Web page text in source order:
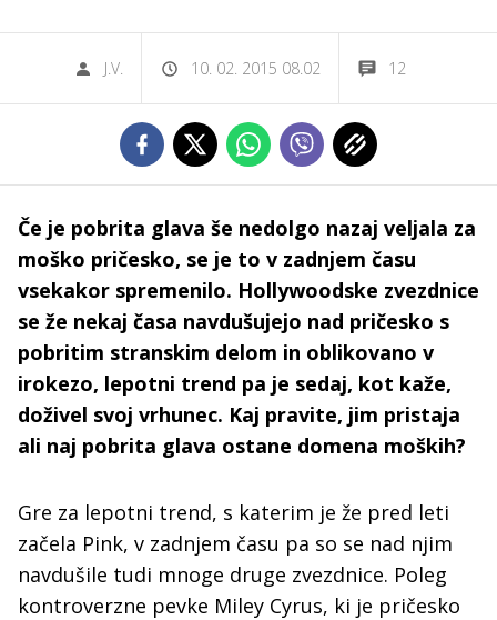
J.V. 10. 02. 2015 08.02 12
Če je pobrita glava še nedolgo nazaj veljala za
moško pričesko, se je to v zadnjem času
vsekakor spremenilo. Hollywoodske zvezdnice
se že nekaj časa navdušujejo nad pričesko s
pobritim stranskim delom in oblikovano v
irokezo, lepotni trend pa je sedaj, kot kaže,
doživel svoj vrhunec. Kaj pravite, jim pristaja
ali naj pobrita glava ostane domena moških?
Gre za lepotni trend, s katerim je že pred leti
začela Pink, v zadnjem času pa so se nad njim
navdušile tudi mnoge druge zvezdnice. Poleg
kontroverzne pevke Miley Cyrus, ki je pričesko